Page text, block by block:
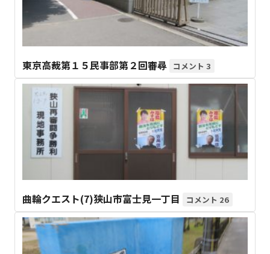
東京高裁第１５民事部第２回審尋 3
曲輪クエスト(7)狭山市富士見一丁目 26